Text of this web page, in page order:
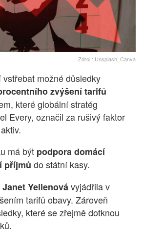
Zdroj : Unsplash, Canva
možné důsledky
zvýšení tarifů
které globální stratég
Every, označil za rušivý faktor
má být podpora domácí
příjmů do státní kasy.
Janet Yellenovávyjádřila v
tarifů obavy. Zároveň
které se zřejmě dotknou